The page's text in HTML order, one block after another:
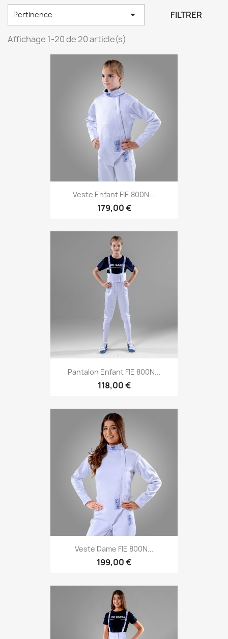
Pertinence  FILTRER
Affichage 1-20 de 20 article(s)
Veste Enfant FIE 800N...
179,00 €
Pantalon Enfant FIE 800N...
118,00 €
Veste Dame FIE 800N...
199,00 €